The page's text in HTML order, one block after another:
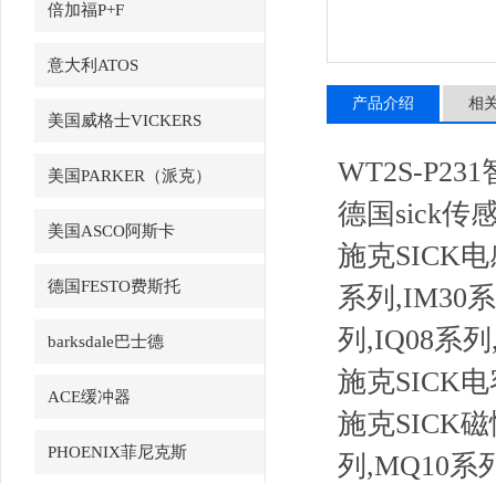
倍加福P+F
意大利ATOS
美国威格士VICKERS
美国PARKER（派克）
美国ASCO阿斯卡
德国FESTO费斯托
barksdale巴士德
ACE缓冲器
PHOENIX菲尼克斯
产品介绍 相
WT2S-
德国sick传
施克SICK
系列,IM30
列,IQ08系
施克SICK
施克SICK
列,MQ10系